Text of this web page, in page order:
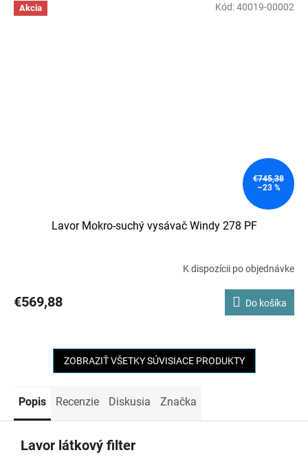
Akcia
€745,38
–23 %
Lavor Mokro-suchý vysávač Windy 278 PF
K dispozícii po objednávke
€569,88 Do košíka
Kód:40019-00002
ZOBRAZIŤ VŠETKY SÚVISIACE PRODUKTY
Popis Recenzie Diskusia Značka
Lavor látkový filter